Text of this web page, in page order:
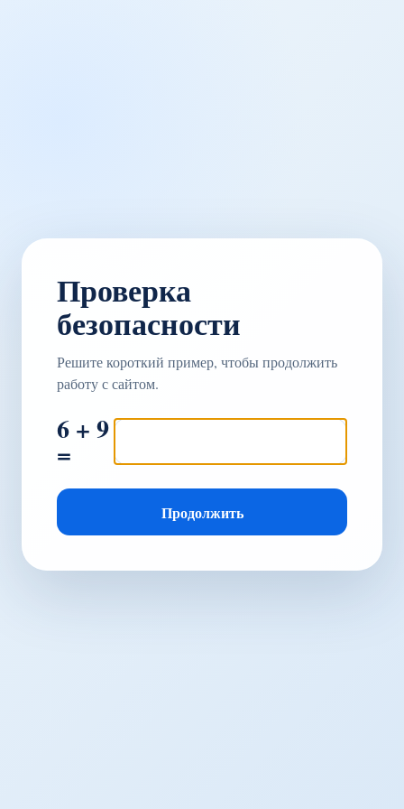
Проверка
безопасности
Решите короткий пример, чтобы продолжить
работу с сайтом.
6 + 9
=
Продолжить